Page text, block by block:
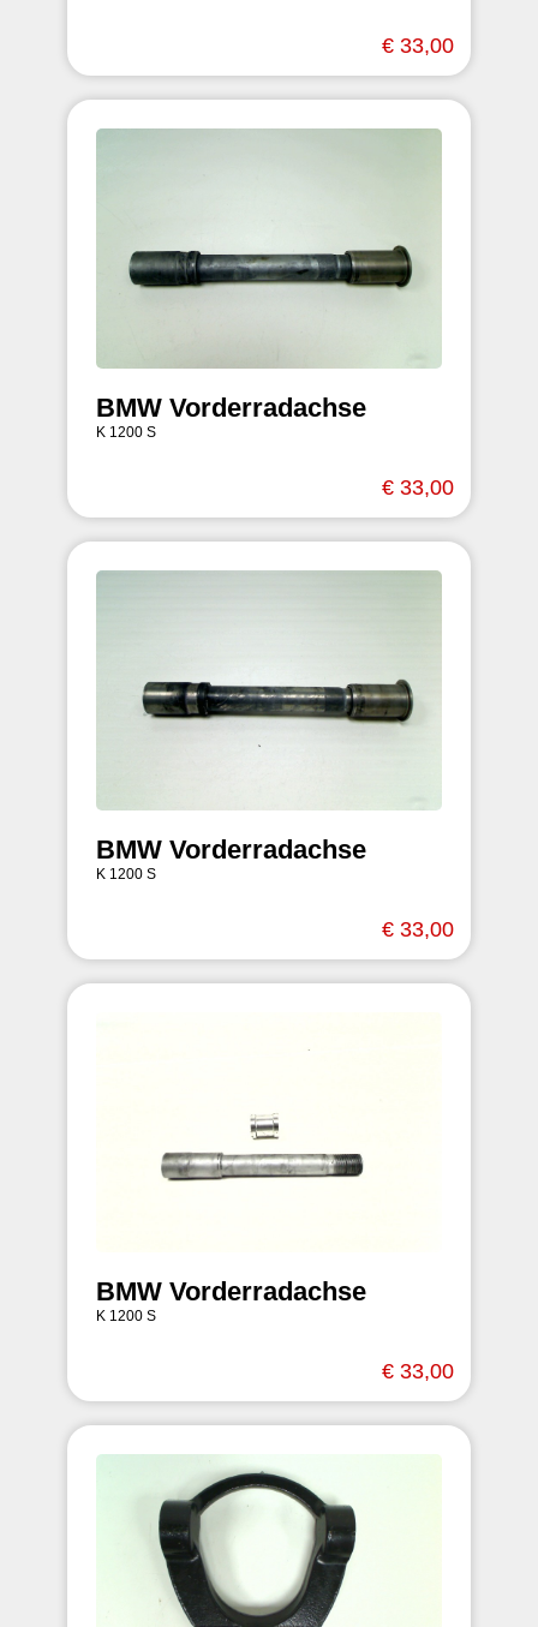
€ 33,00
BMW Vorderradachse
K 1200 S
€ 33,00
BMW Vorderradachse
K 1200 S
€ 33,00
BMW Vorderradachse
K 1200 S
€ 33,00